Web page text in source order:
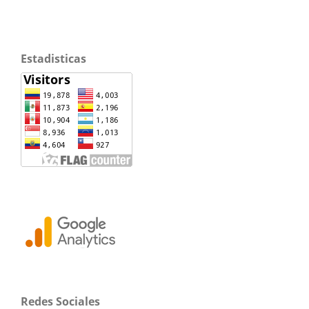
Estadisticas
Redes Sociales